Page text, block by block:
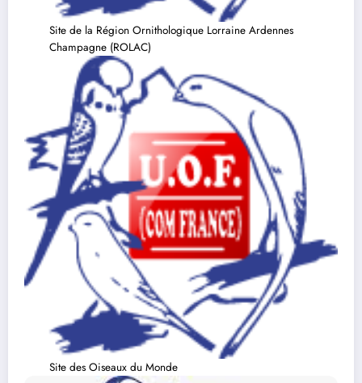
Site de la Région Ornithologique Lorraine Ardennes
Champagne (ROLAC)
Site des Oiseaux du Monde